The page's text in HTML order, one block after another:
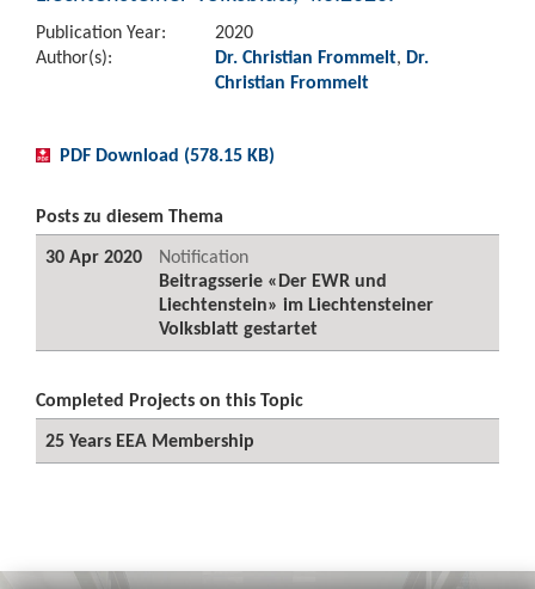
Publication Year:
2020
Author(s):
Dr. Christian Frommelt, Dr.
Christian Frommelt
PDF Download (578.15 KB)
Posts zu diesem Thema
30 Apr 2020
Notification
Beitragsserie «Der EWR und
Liechtenstein» im Liechtensteiner
Volksblatt gestartet
Completed Projects on this Topic
25 Years EEA Membership